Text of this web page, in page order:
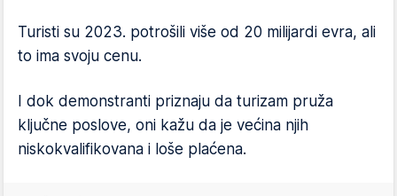
Turisti su 2023. potrošili više od 20 milijardi evra, ali
to ima svoju cenu.
I dok demonstranti priznaju da turizam pruža
ključne poslove, oni kažu da je većina njih
niskokvalifikovana i loše plaćena.